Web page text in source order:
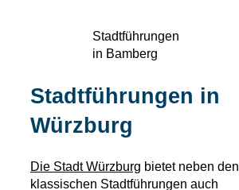
Stadtführungen
in Bamberg
Stadtführungen in
Würzburg
Die Stadt Würzburg bietet neben den
klassischen Stadtführungen auch